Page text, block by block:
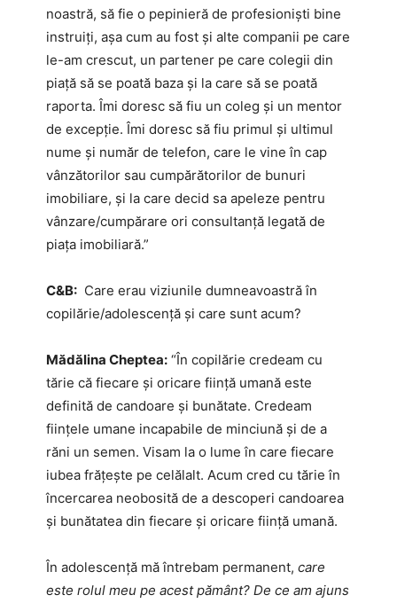
noastră, să fie o pepinieră de profesionişti bine
instruiţi, aşa cum au fost şi alte companii pe care
le-am crescut, un partener pe care colegii din
piaţă să se poată baza şi la care să se poată
raporta. Îmi doresc să fiu un coleg şi un mentor
de excepţie. Îmi doresc să fiu primul şi ultimul
nume şi număr de telefon, care le vine în cap
vânzătorilor sau cumpărătorilor de bunuri
imobiliare, şi la care decid sa apeleze pentru
vânzare/cumpărare ori consultanţă legată de
piaţa imobiliară.”
C&B: Care erau viziunile dumneavoastră în
copilărie/adolescență și care sunt acum?
Mădălina Cheptea: “În copilărie credeam cu
tărie că fiecare şi oricare fiinţă umană este
definită de candoare şi bunătate. Credeam
fiinţele umane incapabile de minciună şi de a
răni un semen. Visam la o lume în care fiecare
iubea frăţeşte pe celălalt. Acum cred cu tărie în
încercarea neobosită de a descoperi candoarea
şi bunătatea din fiecare și oricare fiinţă umană.
În adolescenţă mă întrebam permanent, care
este rolul meu pe acest pământ? De ce am ajuns